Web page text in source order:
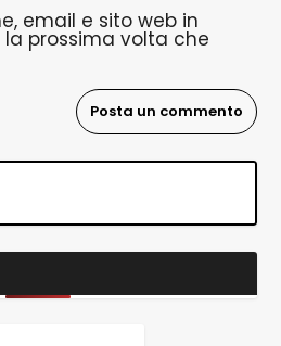
email e sito web in
prossima volta che